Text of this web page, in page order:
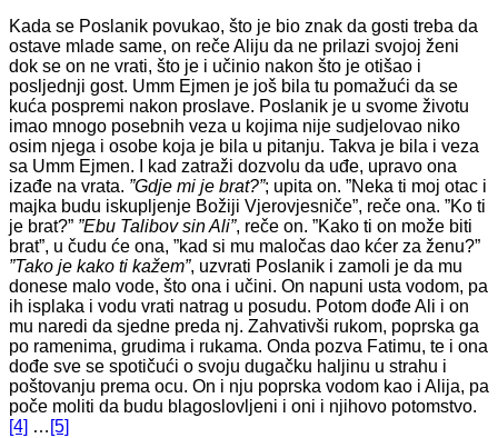
Kada se Poslanik povukao, što je bio znak da gosti treba da
ostave mlade same, on reče Aliju da ne prilazi svojoj ženi
dok se on ne vrati, što je i učinio nakon što je otišao i
posljednji gost. Umm Ejmen je još bila tu pomažući da se
kuća pospremi nakon proslave. Poslanik je u svome životu
imao mnogo posebnih veza u kojima nije sudjelovao niko
osim njega i osobe koja je bila u pitanju. Takva je bila i veza
sa Umm Ejmen. I kad zatraži dozvolu da uđe, upravo ona
izađe na vrata. ”Gdje mi je brat?”; upita on. ”Neka ti moj otac i
majka budu iskupljenje Božiji Vjerovjesniče”, reče ona. ”Ko ti
je brat?” ”Ebu Talibov sin Ali”, reče on. ”Kako ti on može biti
brat”, u čudu će ona, ”kad si mu maločas dao kćer za ženu?”
”Tako je kako ti kažem”, uzvrati Poslanik i zamoli je da mu
donese malo vode, što ona i učini. On napuni usta vodom, pa
ih isplaka i vodu vrati natrag u posudu. Potom dođe Ali i on
mu naredi da sjedne preda nj. Zahvativši rukom, poprska ga
po ramenima, grudima i rukama. Onda pozva Fatimu, te i ona
dođe sve se spotičući o svoju dugačku haljinu u strahu i
poštovanju prema ocu. On i nju poprska vodom kao i Alija, pa
poče moliti da budu blagoslovljeni i oni i njihovo potomstvo.
[4] … [5]